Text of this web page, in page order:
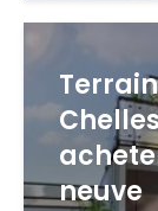
neuve